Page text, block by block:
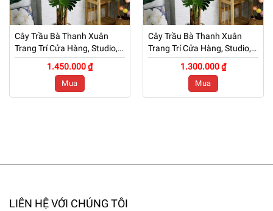
Cây Trầu Bà Thanh Xuân
Trang Trí Cửa Hàng, Studio,
Tiệm Quán, Văn Phòng, Nhà
Cửa – Cao 1m7 – Mã: PN-
1.450.000 ₫
Mua
Cây Trầu Bà Thanh Xuân
Trang Trí Cửa Hàng, Studio,
Tiệm Quán, Văn Phòng, Nhà
Cửa – Cao 1m5 – Mã: PN-
1.300.000 ₫
Mua
LIÊN HỆ VỚI CHÚNG TÔI